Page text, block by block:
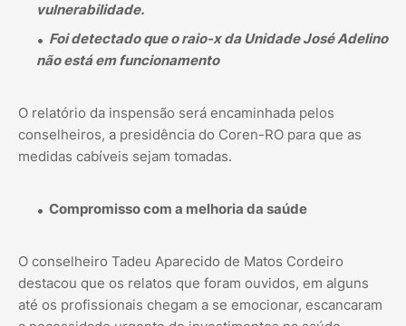
vulnerabilidade.
Foi detectado que o raio-x da Unidade José Adelino
não está em funcionamento
O relatório da inspensão será encaminhada pelos
conselheiros, a presidência do Coren-RO para que as
medidas cabíveis sejam tomadas.
Compromisso com a melhoria da saúde
O conselheiro Tadeu Aparecido de Matos Cordeiro
destacou que os relatos que foram ouvidos, em alguns
até os profissionais chegam a se emocionar, escancaram